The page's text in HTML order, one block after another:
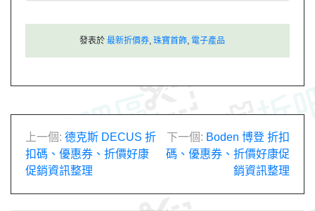
發表於 最新折價券 珠寶首飾 電子產品
文
章
導
上一個: 德克斯 DECUS 折
扣碼、優惠券、折價好康
促銷資訊整理
下一個: Boden 博登 折扣
碼、優惠券、折價好康促
銷資訊整理